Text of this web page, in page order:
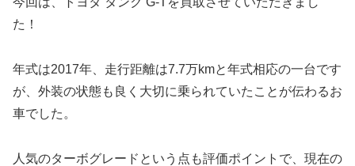
た！
年式は2017年、走行距離は7.7万kmと年式相応の一台です
が、外装の状態も良く大切に乗られていたことが伝わるお
車でした。
人気のターボグレードという点も評価ポイントで、現在の